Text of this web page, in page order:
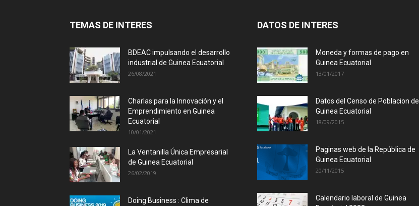
TEMAS DE INTERES
BDEAC impulsando el desarrollo
industrial de Guinea Ecuatorial
26/08/2021
Charlas para la Innovación y el
Emprendimiento en Guinea
Ecuatorial
10/01/2021
La Ventanilla Única Empresarial
de Guinea Ecuatorial
26/02/2019
Doing Business : Clima de
DATOS DE INTERES
Moneda y formas de pago en
Guinea Ecuatorial
13/01/2017
Datos del Censo de Poblacion de
Guinea Ecuatorial
18/09/2015
Paginas web de la República de
Guinea Ecuatorial
20/11/2015
Calendario laboral de Guinea